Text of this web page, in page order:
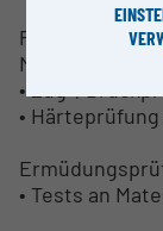
Prüfverfahren:
Mechanische
• Zug-,
•
• Tests an